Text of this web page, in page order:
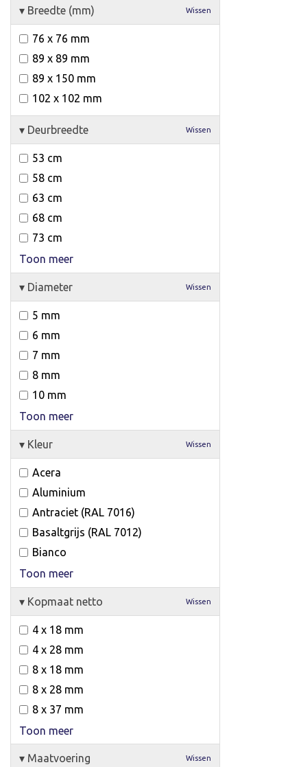
▾ Breedte (mm) Wissen
76 x 76 mm
89 x 89 mm
89 x 150 mm
102 x 102 mm
▾ Deurbreedte Wissen
53 cm
58 cm
63 cm
68 cm
73 cm
Toon meer
▾ Diameter Wissen
5 mm
6 mm
7 mm
8 mm
10 mm
Toon meer
▾ Kleur Wissen
Acera
Aluminium
Antraciet (RAL 7016)
Basaltgrijs (RAL 7012)
Bianco
Toon meer
▾ Kopmaat netto Wissen
4 x 18 mm
4 x 28 mm
8 x 18 mm
8 x 28 mm
8 x 37 mm
Toon meer
▾ Maatvoering Wissen